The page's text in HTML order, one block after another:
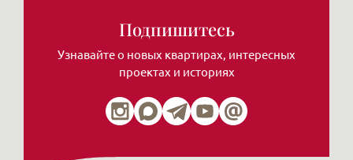
Подпишитесь
Узнавайте о новых квартирах, интересных
проектах и историях